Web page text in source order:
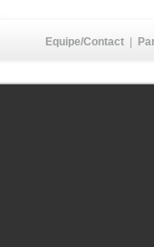
Equipe/Contact